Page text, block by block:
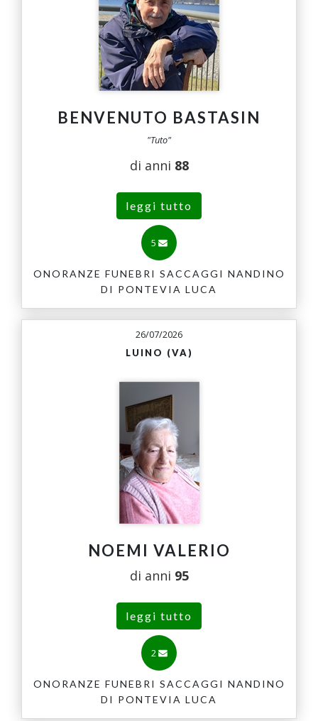
BENVENUTO BASTASIN
"Tuto"
di anni 88
leggi tutto
5
ONORANZE FUNEBRI SACCAGGI NANDINO
DI PONTEVIA LUCA
26/07/2026
LUINO (VA)
NOEMI VALERIO
di anni 95
leggi tutto
2
ONORANZE FUNEBRI SACCAGGI NANDINO
DI PONTEVIA LUCA